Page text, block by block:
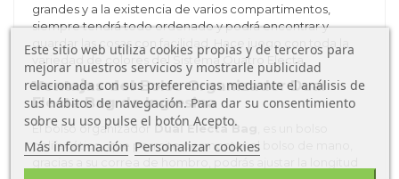
grandes y a la existencia de varios compartimentos,
siempre tendrá todo ordenado y podrá encontrar y
guardar las cosas con facilidad. Hace juego con toda la
variedad de colores del Sistema Quatro Electa.
Ventajas delBolso Organizador Dual
Electa Bag de Inglesina
El bolso organizadorDual Electa Bag
polifacético, que permite desmontar el bolso de mano,
Este sitio web utiliza cookies propias y de terceros para
mejorar nuestros servicios y mostrarle publicidad
relacionada con sus preferencias mediante el análisis de
sus hábitos de navegación. Para dar su consentimiento
sobre su uso pulse el botón Acepto.
Más información Personalizar cookies